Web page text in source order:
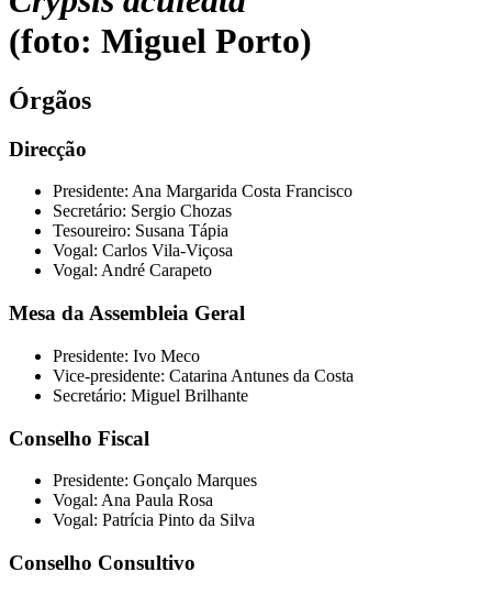
(foto: Miguel Porto)
Órgãos
Direcção
Presidente: Ana Margarida Costa Francisco
Secretário: Sergio Chozas
Tesoureiro: Susana Tápia
Vogal: Carlos Vila-Viçosa
Vogal: André Carapeto
Mesa da Assembleia Geral
Presidente: Ivo Meco
Vice-presidente: Catarina Antunes da Costa
Secretário: Miguel Brilhante
Conselho Fiscal
Presidente: Gonçalo Marques
Vogal: Ana Paula Rosa
Vogal: Patrícia Pinto da Silva
Conselho Consultivo